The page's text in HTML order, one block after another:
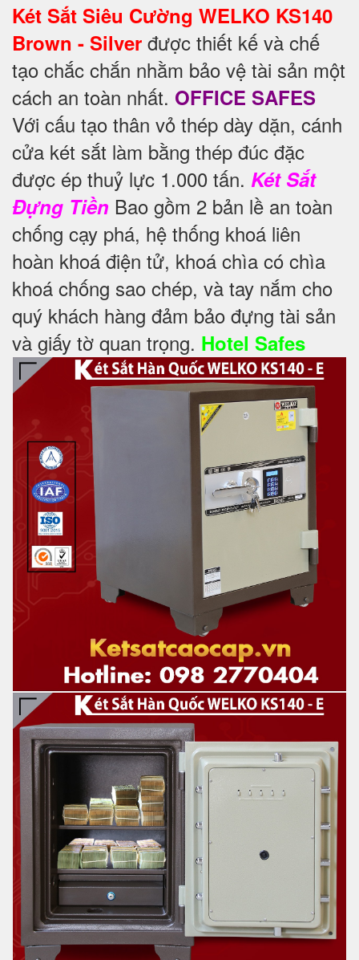
Két Sắt Siêu Cường WELKO KS140
Brown - Silver được thiết kế và chế
tạo chắc chắn nhằm bảo vệ tài sản một
cách an toàn nhất. OFFICE SAFES
Với cấu tạo thân vỏ thép dày dặn, cánh
cửa két sắt làm bằng thép đúc đặc
được ép thuỷ lực 1.000 tấn. Két Sắt
Đựng Tiền Bao gồm 2 bản lề an toàn
chống cạy phá, hệ thống khoá liên
hoàn khoá điện tử, khoá chìa có chìa
khoá chống sao chép, và tay nắm cho
quý khách hàng đảm bảo đựng tài sản
và giấy tờ quan trọng. Hotel Safes